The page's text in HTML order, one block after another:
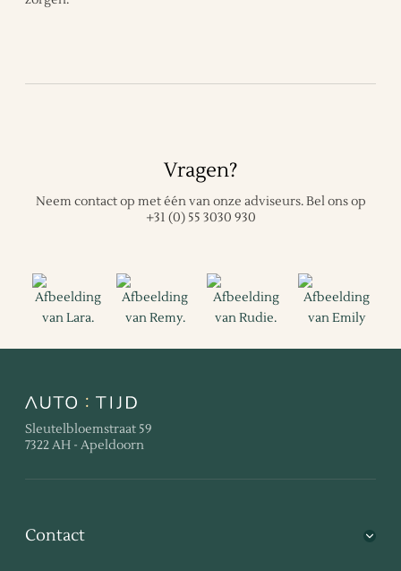
Vragen?
Neem contact op met één van onze adviseurs.Bel ons op
+31 (0) 55 3030 930
Sleutelbloemstraat 59
7322 AH - Apeldoorn
Contact